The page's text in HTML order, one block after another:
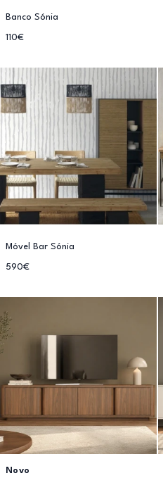
Banco Sónia
110€
Móvel Bar Sónia
590€
Novo